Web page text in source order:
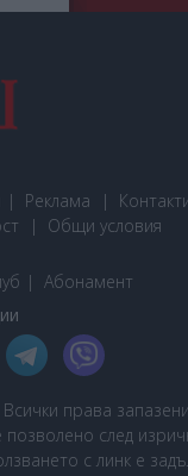
Реклама
Общи условия
Абонамент
права
след
с линк е